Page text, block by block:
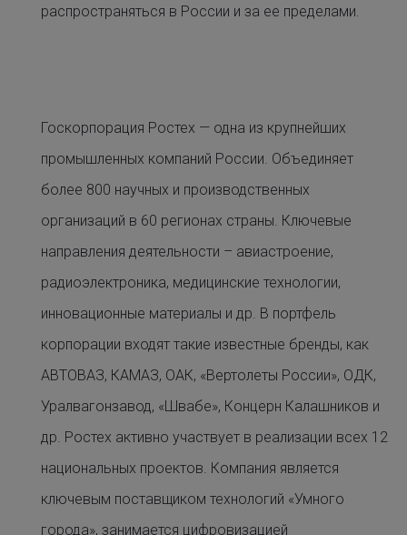
распространяться в России и за ее пределами.
Госкорпорация Ростех — одна из крупнейших
промышленных компаний России. Объединяет
более 800 научных и производственных
организаций в 60 регионах страны. Ключевые
направления деятельности – авиастроение,
радиоэлектроника, медицинские технологии,
инновационные материалы и др. В портфель
корпорации входят такие известные бренды, как
АВТОВАЗ, КАМАЗ, ОАК, «Вертолеты России», ОДК,
Уралвагонзавод, «Швабе», Концерн Калашников и
др. Ростех активно участвует в реализации всех 12
национальных проектов. Компания является
ключевым поставщиком технологий «Умного
города», занимается цифровизацией